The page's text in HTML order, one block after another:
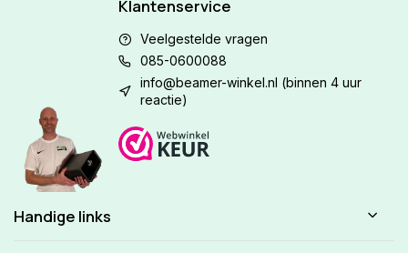
Klantenservice
Veelgestelde vragen
085-0600088
info@beamer-winkel.nl (binnen 4 uur
reactie)
Handige links